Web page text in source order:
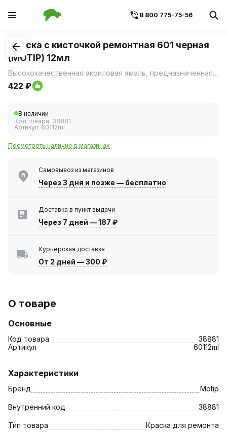
8 800 775-75-56
1/1
Краска с кисточкой ремонтная 601 черная
(MOTIP) 12мл
Высококачественная акриловая эмаль, предназначенная для ремонта сколов и царапин на лакокрасочном покрытии автомобиля.
422 ₽
В наличии
Код товара: 38881
Артикул: 60112ml
Посмотреть наличие в магазинах
Самовывоз из магазинов
Через 3 дня и позже — бесплатно
Доставка в пункт выдачи
Через 7 дней —187 ₽
Курьерская доставка
От 2 дней —300 ₽
О товаре
Основные
Код товара
38881
Артикул
60112ml
Характеристики
Бренд Motip
Внутренний код 38881
Тип товара Краска для ремонта